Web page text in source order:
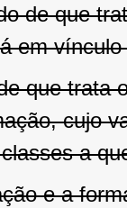
de que
em
que trata
cujo
a
e a